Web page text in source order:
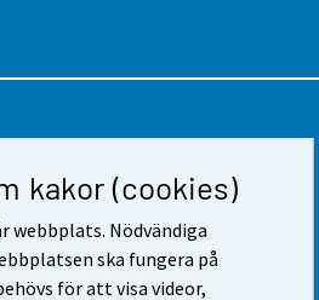
kakor (cookies)
webbplats. Nödvändiga
ska fungera på
för att visa videor,